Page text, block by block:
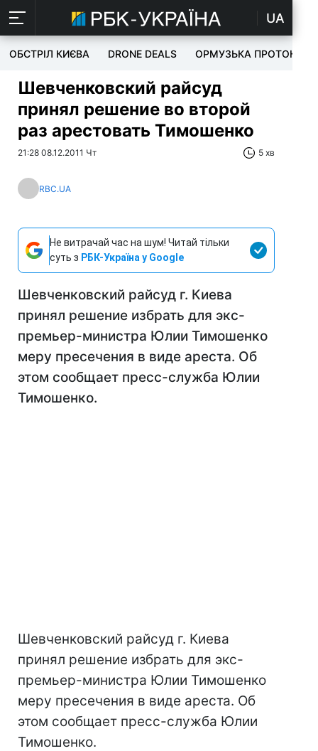
UA
ОБСТРІЛ КИЄВА DRONE DEALS ОРМУЗЬКА ПРОТОКА
Шевченковский райсуд
принял решение во второй
раз арестовать Тимошенко
21:28 08.12.2011 Чт 5 хв
RBC.UA
Не витрачай час на шум! Читай тільки
суть з РБК-Україна у Google
Шевченковский райсуд г. Киева
принял решение избрать для экс-
премьер-министра Юлии Тимошенко
меру пресечения в виде ареста. Об
этом сообщает пресс-служба Юлии
Тимошенко.
Шевченковский райсуд г. Киева
принял решение избрать для экс-
премьер-министра Юлии Тимошенко
меру пресечения в виде ареста. Об
этом сообщает пресс-служба Юлии
Тимошенко.